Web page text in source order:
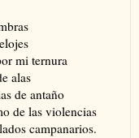
mi ternura
alas
de antaño
de las violencias
campanarios.